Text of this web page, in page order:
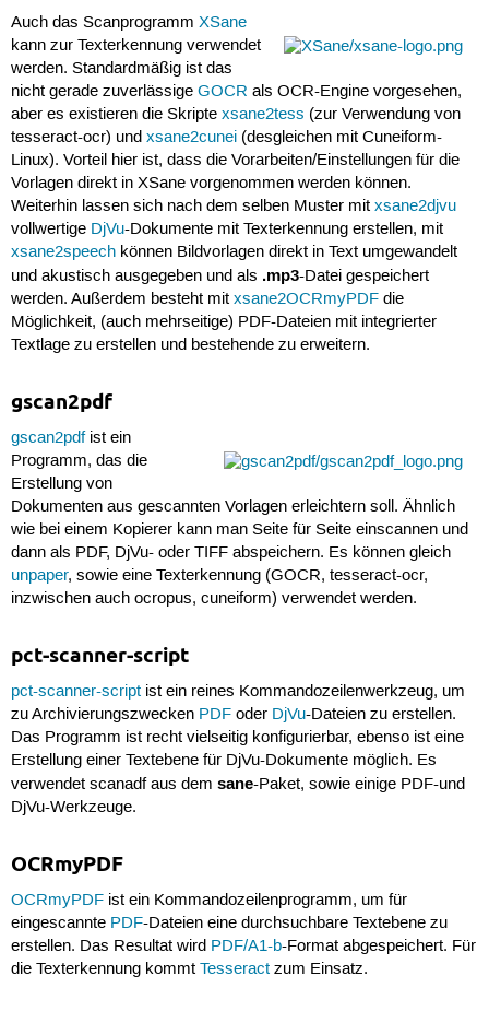
Auch das Scanprogramm XSane
kann zur Texterkennung verwendet
werden. Standardmäßig ist das
nicht gerade zuverlässige GOCR als OCR-Engine vorgesehen,
aber es existieren die Skripte xsane2tess (zur Verwendung von
tesseract-ocr) und xsane2cunei(desgleichen mit Cuneiform-
Linux). Vorteil hier ist, dass die Vorarbeiten/Einstellungen für die
Vorlagen direkt in XSane vorgenommen werden können.
Weiterhin lassen sich nach dem selben Muster mit xsane2djvu
vollwertige DjVu-Dokumente mit Texterkennung erstellen, mit
xsane2speechkönnen Bildvorlagen direkt in Text umgewandelt
und akustisch ausgegeben und als .mp3-Datei gespeichert
werden. Außerdem besteht mit xsane2OCRmyPDFdie
Möglichkeit, (auch mehrseitige) PDF-Dateien mit integrierter
Textlage zu erstellen und bestehende zu erweitern.
gscan2pdf
gscan2pdfist ein
Programm, das die
Erstellung von
Dokumenten aus gescannten Vorlagen erleichtern soll. Ähnlich
wie bei einem Kopierer kann man Seite für Seite einscannen und
dann als PDF, DjVu- oder TIFF abspeichern. Es können gleich
unpaper, sowie eine Texterkennung (GOCR, tesseract-ocr,
inzwischen auch ocropus, cuneiform) verwendet werden.
pct-scanner-script
pct-scanner-scriptist ein reines Kommandozeilenwerkzeug, um
zu Archivierungszwecken PDFoder DjVu-Dateien zu erstellen.
Das Programm ist recht vielseitig konfigurierbar, ebenso ist eine
Erstellung einer Textebene für DjVu-Dokumente möglich. Es
verwendet scanadf aus dem sane-Paket, sowie einige PDF-und
DjVu-Werkzeuge.
OCRmyPDF
OCRmyPDFist ein Kommandozeilenprogramm, um für
eingescannte PDF-Dateien eine durchsuchbare Textebene zu
erstellen. Das Resultat wird PDF/A1-b-Format abgespeichert. Für
die Texterkennung kommt Tesseractzum Einsatz.